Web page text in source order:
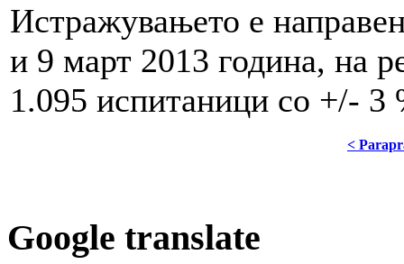
Истражувањето е
и 9 март 2013 година, на
1.095 испитаници со +/- 3
<
Google translate